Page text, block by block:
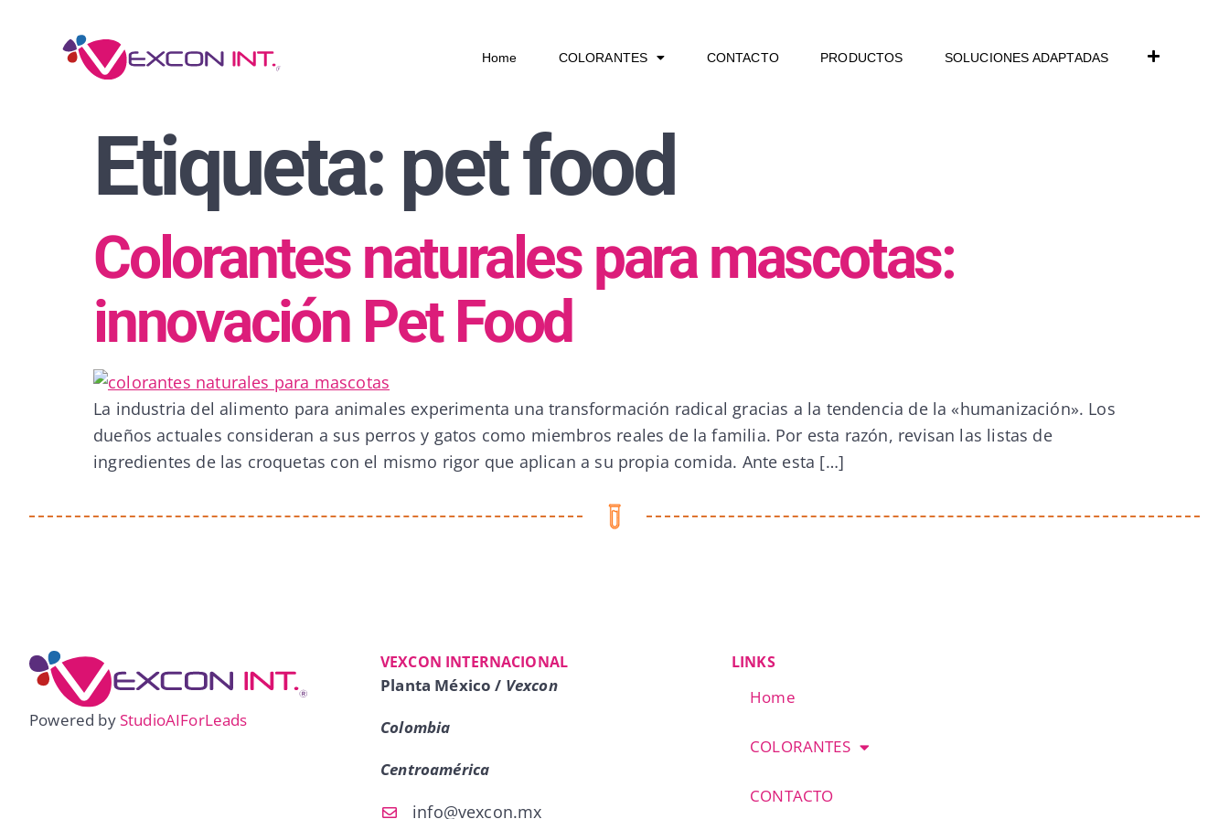
Home COLORANTES CONTACTO PRODUCTOS SOLUCIONES ADAPTADAS
Etiqueta: pet food
Colorantes naturales para mascotas:
innovación Pet Food
La industria del alimento para animales experimenta una transformación radical gracias a la tendencia de la «humanización». Los
dueños actuales consideran a sus perros y gatos como miembros reales de la familia. Por esta razón, revisan las listas de
ingredientes de las croquetas con el mismo rigor que aplican a su propia comida. Ante esta […]
Powered byStudioAIForLeads
VEXCON INTERNACIONAL
Planta México / Vexcon
Colombia
Centroamérica
info@vexcon.mx
LINKS
Home
COLORANTES
CONTACTO